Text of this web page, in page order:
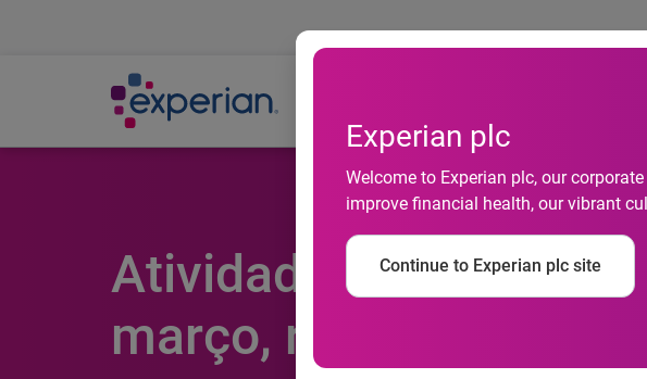
Experian plc
Welcome to Experian plc, our
improve financial health, our vibrant
Continue to Experian plc site
Atividade do
março, revela Serasa